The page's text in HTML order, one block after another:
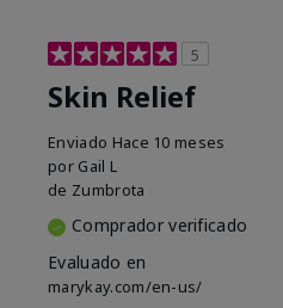
5
Skin Relief
Enviado Hace 10 meses
por Gail L
de Zumbrota
Comprador verificado
Evaluado en
marykay.com/en-us/